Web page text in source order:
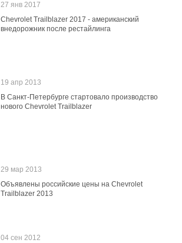
27 янв 2017
Chevrolet Trailblazer 2017 - американский
внедорожник после рестайлинга
19 апр 2013
В Санкт-Петербурге стартовало производство
нового Chevrolet Trailblazer
29 мар 2013
Объявлены российские цены на Chevrolet
Trailblazer 2013
04 сен 2012